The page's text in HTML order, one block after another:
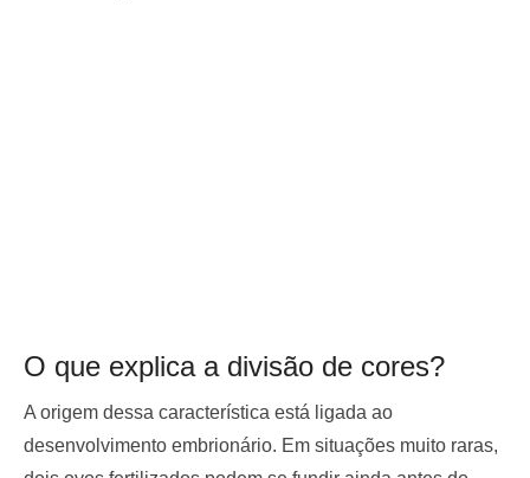
O que explica a divisão de cores?
A origem dessa característica está ligada ao
desenvolvimento embrionário. Em situações muito raras,